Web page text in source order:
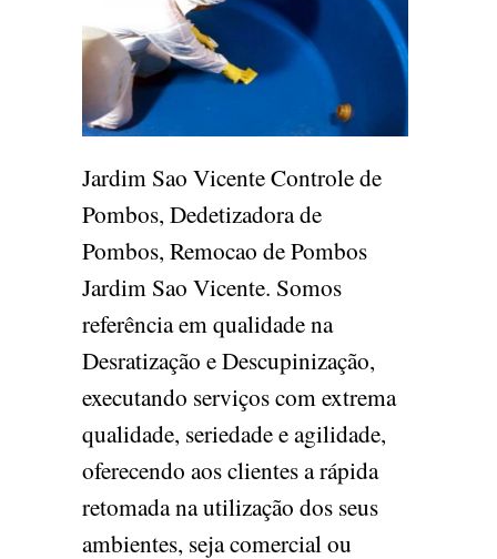
Jardim Sao Vicente Controle de
Pombos, Dedetizadora de
Pombos, Remocao de Pombos
Jardim Sao Vicente. Somos
referência em qualidade na
Desratização e Descupinização,
executando serviços com extrema
qualidade, seriedade e agilidade,
oferecendo aos clientes a rápida
retomada na utilização dos seus
ambientes, seja comercial ou